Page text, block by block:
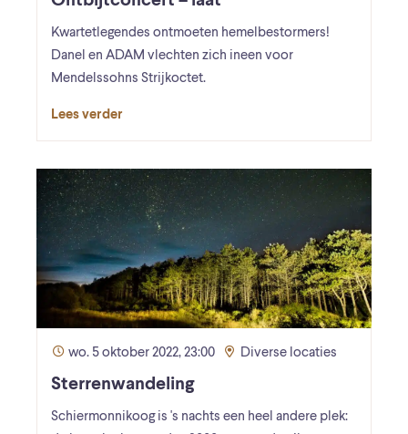
Kwartetlegendes ontmoeten hemelbestormers!
Danel en ADAM vlechten zich ineen voor
Mendelssohns Strijkoctet.
Lees verder
wo. 5 oktober 2022, 23:00 Diverse locaties
Sterrenwandeling
Schiermonnikoog is 's nachts een heel andere plek: